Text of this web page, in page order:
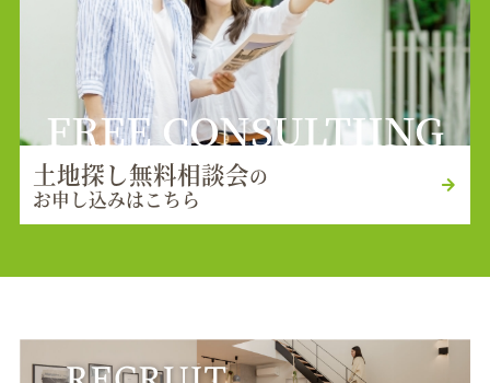
FREE CONSULTIING
土地探し無料相談会の
お申し込みはこちら